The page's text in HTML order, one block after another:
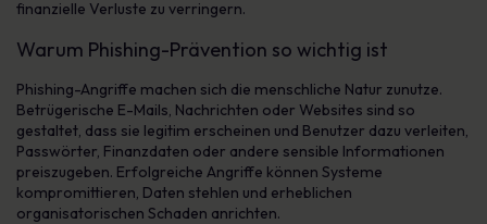
finanzielle Verluste zu verringern.
Warum Phishing-Prävention so wichtig ist
Phishing-Angriffe machen sich die menschliche Natur zunutze.
Betrügerische E-Mails, Nachrichten oder Websites sind so
gestaltet, dass sie legitim erscheinen und Benutzer dazu verleiten,
Passwörter, Finanzdaten oder andere sensible Informationen
preiszugeben. Erfolgreiche Angriffe können Systeme
kompromittieren, Daten stehlen und erheblichen
organisatorischen Schaden anrichten.